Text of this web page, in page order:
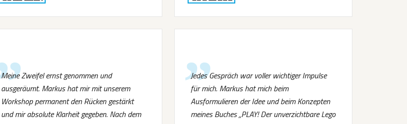
Meine Zweifel ernst genommen und
ausgeräumt. Markus hat mir mit unserem
Workshop permanent den Rücken gestärkt
und mir absolute Klarheit gegeben. Nach dem
Jedes Gespräch war voller wichtiger Impulse
für mich. Markus hat mich beim
Ausformulieren der Idee und beim Konzepten
meines Buches „PLAY! Der unverzichtbare Lego